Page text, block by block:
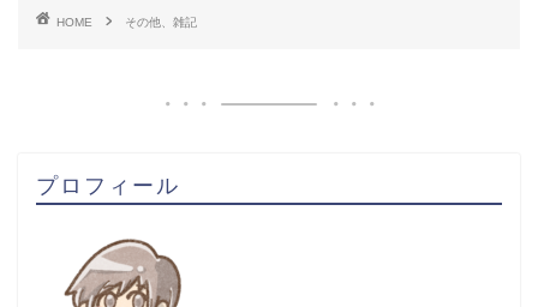
HOME その他、雑記
プロフィール